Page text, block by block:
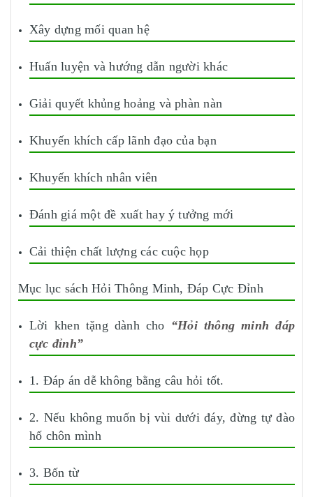
Xây dựng mối quan hệ
Huấn luyện và hướng dẫn người khác
Giải quyết khủng hoảng và phàn nàn
Khuyến khích cấp lãnh đạo của bạn
Khuyến khích nhân viên
Đánh giá một đề xuất hay ý tưởng mới
Cải thiện chất lượng các cuộc họp
Mục lục sách Hỏi Thông Minh, Đáp Cực Đỉnh
Lời khen tặng dành cho “Hỏi thông minh đáp
cực đỉnh”
1. Đáp án dễ không bằng câu hỏi tốt.
2. Nếu không muốn bị vùi dưới đáy, đừng tự đào
hố chôn mình
3. Bốn từ